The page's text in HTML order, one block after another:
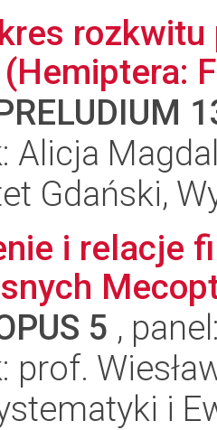
Alicja
Gdański,
i relacje
5 ,
prof.
i